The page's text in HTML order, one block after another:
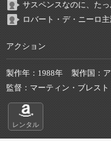
サスペンスなのに、た
ロバート・デ・ニーロ
アクション
製作年 1988年 製作国
監督
マーティン・ブレスト
レンタル